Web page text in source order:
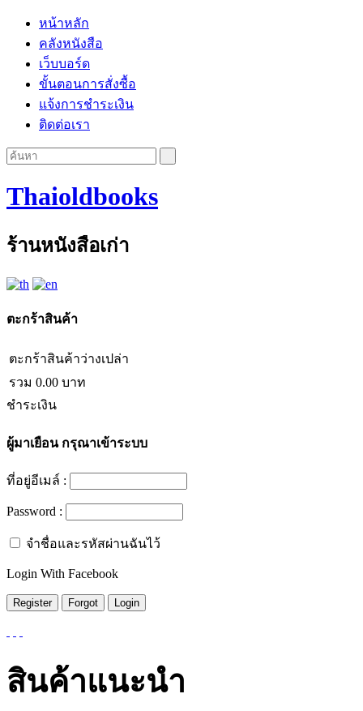
หน้าหลัก
คลังหนังสือ
เว็บบอร์ด
ขั้นตอนการสั่งซื้อ
แจ้งการชำระเงิน
ติดต่อเรา
Thaioldbooks
ร้านหนังสือเก่า
ตะกร้าสินค้า
ตะกร้าสินค้าว่างเปล่า
รวม 0.00 บาท
ชำระเงิน
ผู้มาเยือนกรุณาเข้าระบบ
ที่อยู่อีเมล์ :
Password :
จำชื่อและรหัสผ่านฉันไว้
Login With Facebook
สินค้าแนะนำ